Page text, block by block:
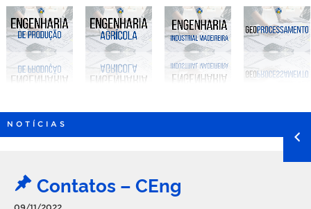
PORTARIAS
TELEFONES
NOTÍCIAS
Contatos – CEng
09/11/2022